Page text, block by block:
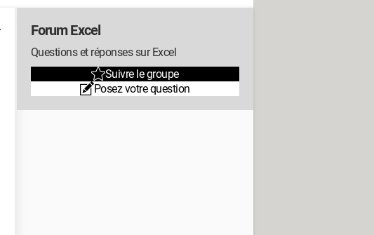
Forum Excel
Questions et réponses sur Excel
Suivre le groupe
Posez votre question